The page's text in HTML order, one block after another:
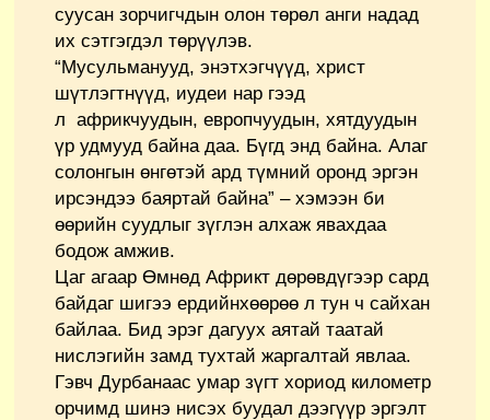
суусан зорчигчдын олон төрөл анги надад
их сэтгэгдэл төрүүлэв.
“Мусульманууд, энэтхэгчүүд, христ
шүтлэгтнүүд, иудеи нар гээд
л африкчуудын, европчуудын, хятдуудын
үр удмууд байна даа. Бүгд энд байна. Алаг
солонгын өнгөтэй ард түмний оронд эргэн
ирсэндээ баяртай байна” – хэмээн би
өөрийн суудлыг зүглэн алхаж явахдаа
бодож амжив.
Цаг агаар Өмнөд Африкт дөрөвдүгээр сард
байдаг шигээ ердийнхөөрөө л тун ч сайхан
байлаа. Бид эрэг дагуух аятай таатай
нислэгийн замд тухтай жаргалтай явлаа.
Гэвч Дурбанаас умар зүгт хориод километр
орчимд шинэ нисэх буудал дээгүүр эргэлт